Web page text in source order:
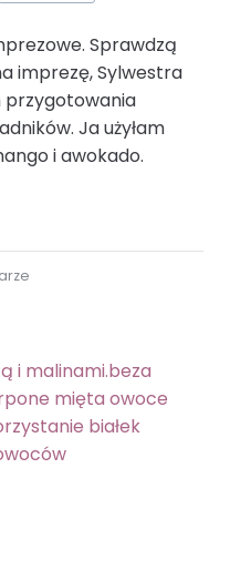
Sprawdzą
imprezę, Sylwestra
przygotowania
Ja użyłam
i awokado.